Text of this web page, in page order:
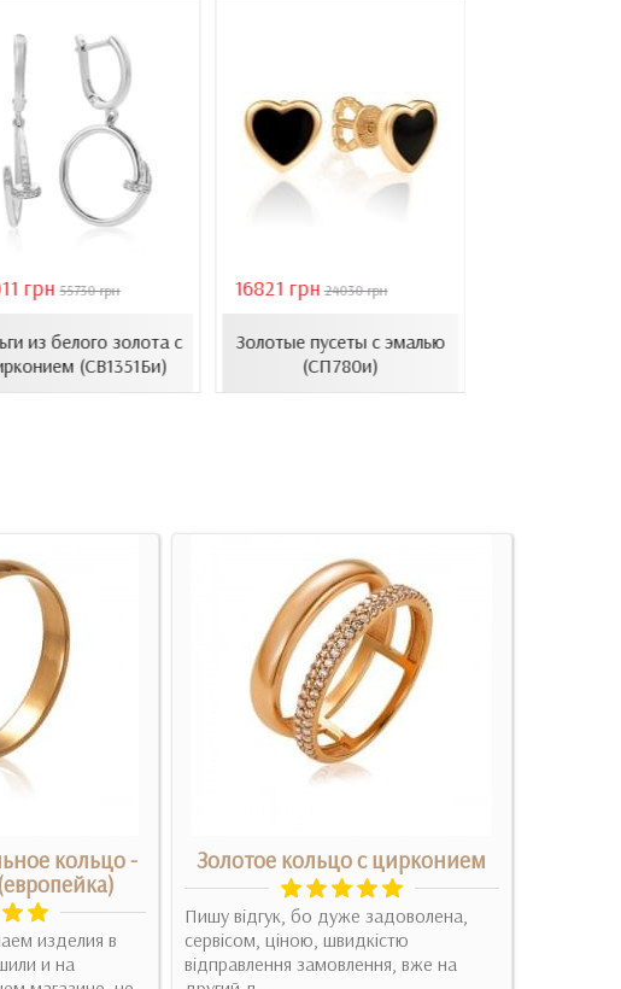
грн 55730 грн
из белого золота с
(СВ1351Би)
16821 грн 24030 грн
Золотые пусеты с эмалью
(СП780и)
кольцо -
изделия в
и на
Золотое кольцо с цирконием
Пишу відгук, бо дуже задоволена,
сервісом, ціною, швидкістю
відправлення замовлення, вже на